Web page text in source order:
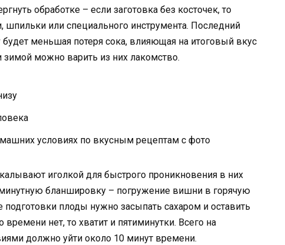
обработке – если заготовка без косточек, то
или специального инструмента. Последний
будет меньшая потеря сока, влияющая на итоговый вкус
зимой можно варить из них лакомство.
условиях по вкусным рецептам с фото
иголкой для быстрого проникновения в них
бланшировку – погружение вишни в горячую
подготовки плоды нужно засыпать сахаром и оставить
времени нет, то хватит и пятиминутки. Всего на
должно уйти около 10 минут времени.